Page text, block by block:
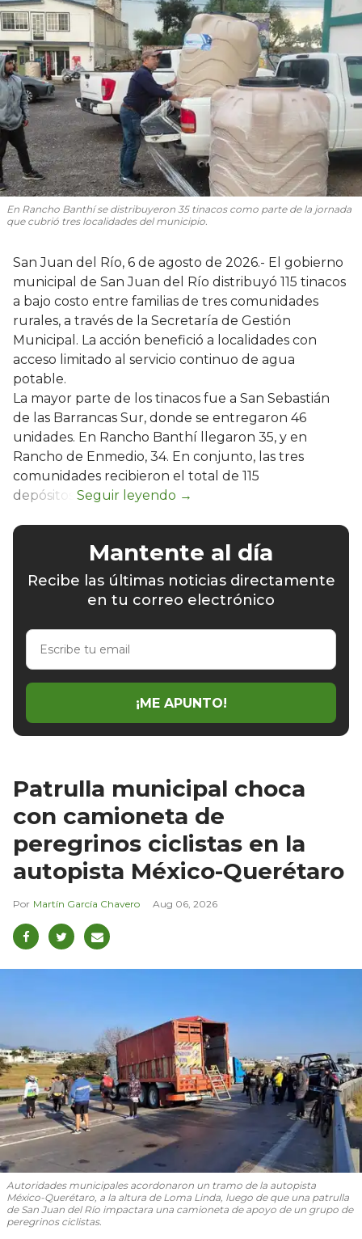
En Rancho Banthí se distribuyeron 35 tinacos como parte de la jornada
que cubrió tres localidades del municipio.
San Juan del Río, 6 de agosto de 2026.- El gobierno
municipal de San Juan del Río distribuyó 115 tinacos
a bajo costo entre familias de tres comunidades
rurales, a través de la Secretaría de Gestión
Municipal. La acción benefició a localidades con
acceso limitado al servicio continuo de agua
potable.
La mayor parte de los tinacos fue a San Sebastián
de las Barrancas Sur, donde se entregaron 46
unidades. En Rancho Banthí llegaron 35, y en
Rancho de Enmedio, 34. En conjunto, las tres
comunidades recibieron el total de 115
depósitos.
Mantente al día
Recibe las últimas noticias directamente
en tu correo electrónico
Escribe
email
¡ME APUNTO!
Patrulla municipal choca
con camioneta de
peregrinos ciclistas en la
autopista México-Querétaro
Martín García Chavero Aug 06, 2026
Autoridades municipales acordonaron un tramo de la autopista
México-Querétaro, a la altura de Loma Linda, luego de que una patrulla
de San Juan del Río impactara una camioneta de apoyo de un grupo de
peregrinos ciclistas.